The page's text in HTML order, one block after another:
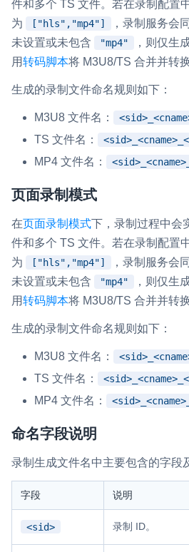
集中展示声网主要产品及服务的综合
内容审核
对实时音频和视频画面进行风险识别
程
一站式实时互动模块的选型、购买、
拓展 SDK 能力，打造更具个性化的
媒体服务
使用录制、推流、拉流等服务丰富互
云端录制
本地服务端录制
旁路
输入在线媒体流
云端转码
RTC 服务端 SDK
快速高效的文档转换解决方案
水晶球
开通和管理声网各项产品服务的统一
灵动会议
低代码集成、灵活定制、超低延时的
件和多个 TS 文件。若在录制配置
为
["hls","mp4"]
，录制服务会
未设置或未包含
"mp4"
，则仅生
用转码脚本将 M3U8/TS 合并并转
生成的录制文件命名规则如下：
M3U8 文件名：
TS 文件名：
MP4 文件名：
页面录制模式
在页面录制模式下，录制过程中会
件和多个 TS 文件。若在录制配置
为
["hls","mp4"]
，录制服务会
未设置或未包含
"mp4"
，则仅生
用转码脚本将 M3U8/TS 合并并转
生成的录制文件命名规则如下：
M3U8 文件名：
TS 文件名：
MP4 文件名：
命名字段说明
录制生成文件名中主要包含的字段
字段 说明
<sid> 录制 ID。